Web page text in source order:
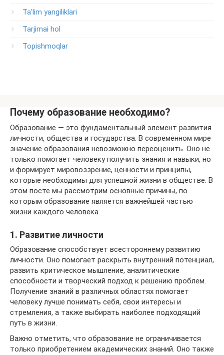
Ta'lim yangiliklari
Tarjimai hol
Topishmoqlar
Почему образование необходимо?
Образование — это фундаментальный элемент развития
личности, общества и государства. В современном мире
значение образования невозможно переоценить. Оно не
только помогает человеку получить знания и навыки, но
и формирует мировоззрение, ценности и принципы,
которые необходимы для успешной жизни в обществе. В
этом посте мы рассмотрим основные причины, по
которым образование является важнейшей частью
жизни каждого человека.
1. Развитие личности
Образование способствует всестороннему развитию
личности. Оно помогает раскрыть внутренний потенциал,
развить критическое мышление, аналитические
способности и творческий подход к решению проблем.
Получение знаний в различных областях помогает
человеку лучше понимать себя, свои интересы и
стремления, а также выбирать наиболее подходящий
путь в жизни.
Важно отметить, что образование не ограничивается
только приобретением академических знаний. Оно также